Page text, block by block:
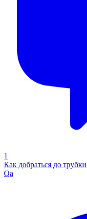
1
Как добраться до
Qa